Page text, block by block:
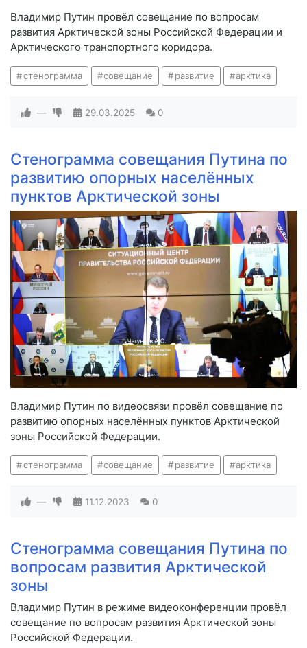
Владимир Путин провёл совещание по вопросам
развития Арктической зоны Российской Федерации и
Арктического транспортного коридора.
стенограмма совещание развитие арктика
— 29.03.2025 0
Стенограмма совещания Путина по
развитию опорных населённых
пунктов Арктической зоны
Владимир Путин по видеосвязи провёл совещание по
развитию опорных населённых пунктов Арктической
зоны Российской Федерации.
стенограмма совещание развитие арктика
— 11.12.2023 0
Стенограмма совещания Путина по
вопросам развития Арктической
зоны
Владимир Путин в режиме видеоконференции провёл
совещание по вопросам развития Арктической зоны
Российской Федерации.